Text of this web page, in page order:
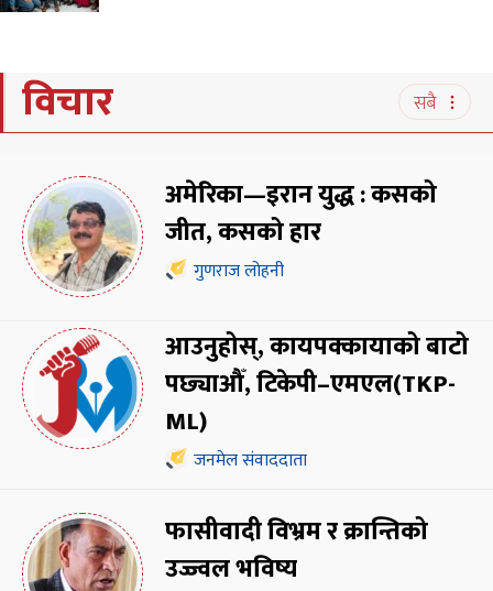
विचार सबै
अमेरिका—इरान युद्ध : कसको
जीत, कसको हार
गुणराज लोहनी
आउनुहोस्, कायपक्कायाको बाटो
पछ्याऔँ, टिकेपी–एमएल(TKP-
ML)
जनमेल संवाददाता
फासीवादी विभ्रम र क्रान्तिको
उज्ज्वल भविष्य